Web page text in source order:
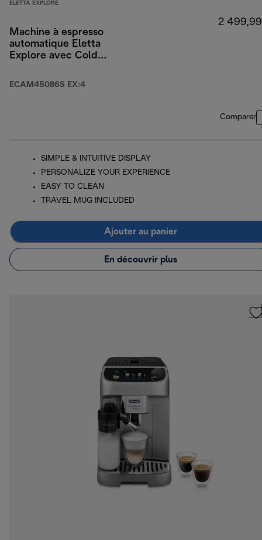
ELETTA EXPLORE
Machine à espresso
automatique Eletta
Explore avec Cold
ECAM45086S EX:4
2
Comparer
SIMPLE & INTUITIVE DISPLAY
PERSONALIZE YOUR EXPERIENCE
EASY TO CLEAN
TRAVEL MUG INCLUDED
Ajouter au panier
En découvrir plus